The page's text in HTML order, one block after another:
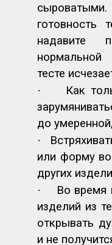
готовность
надавите
нормальной
тесте
·
Как
до
·
или форму
других
·
Во время
изделий из
открывать
и не